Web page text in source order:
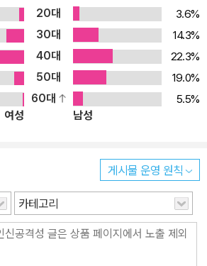
20대
3.6%
30대
14.3%
40대
22.3%
50대
19.0%
60대
5.5%
여성
남성
게시물 운영 원칙
카테고리